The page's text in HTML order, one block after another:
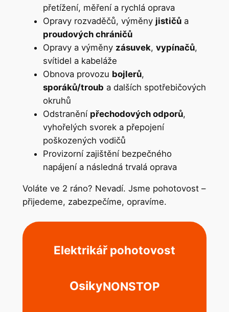
přetížení, měření a rychlá oprava
Opravy rozvaděčů, výměny jističůa
proudových chráničů
Opravy a výměny zásuvek, vypínačů,
svítidel a kabeláže
Obnova provozu bojlerů,
sporáků/troub a dalších spotřebičových
okruhů
Odstranění přechodových odporů,
vyhořelých svorek a přepojení
poškozených vodičů
Provizorní zajištění bezpečného
napájení a následná trvalá oprava
Voláte ve 2 ráno? Nevadí. Jsme pohotovost –
přijedeme, zabezpečíme, opravíme.
Elektrikář pohotovost
OsikyNONSTOP